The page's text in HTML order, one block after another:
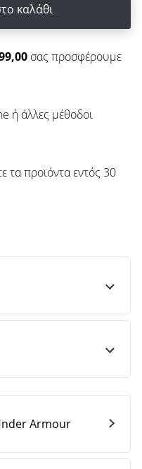
καλάθι
σας προσφέρουμε
ή άλλες μέθοδοι
τα προϊόντα εντός 30
Armour